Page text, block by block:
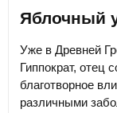
Яблочный
Уже в Древней
Гиппократ, отец
благотворное
различными